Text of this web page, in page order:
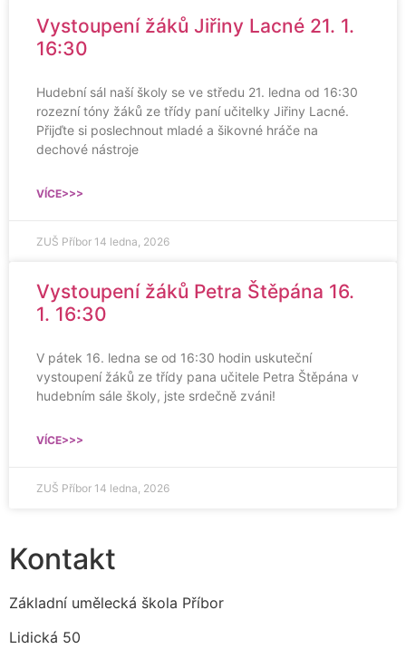
Vystoupení žáků Jiřiny Lacné 21. 1.
16:30
Hudební sál naší školy se ve středu 21. ledna od 16:30
rozezní tóny žáků ze třídy paní učitelky Jiřiny Lacné.
Přijďte si poslechnout mladé a šikovné hráče na
dechové nástroje
VÍCE>>>
ZUŠ Příbor 14 ledna, 2026
Vystoupení žáků Petra Štěpána 16.
1. 16:30
V pátek 16. ledna se od 16:30 hodin uskuteční
vystoupení žáků ze třídy pana učitele Petra Štěpána v
hudebním sále školy, jste srdečně zváni!
VÍCE>>>
ZUŠ Příbor 14 ledna, 2026
Kontakt
Základní umělecká škola Příbor
Lidická 50